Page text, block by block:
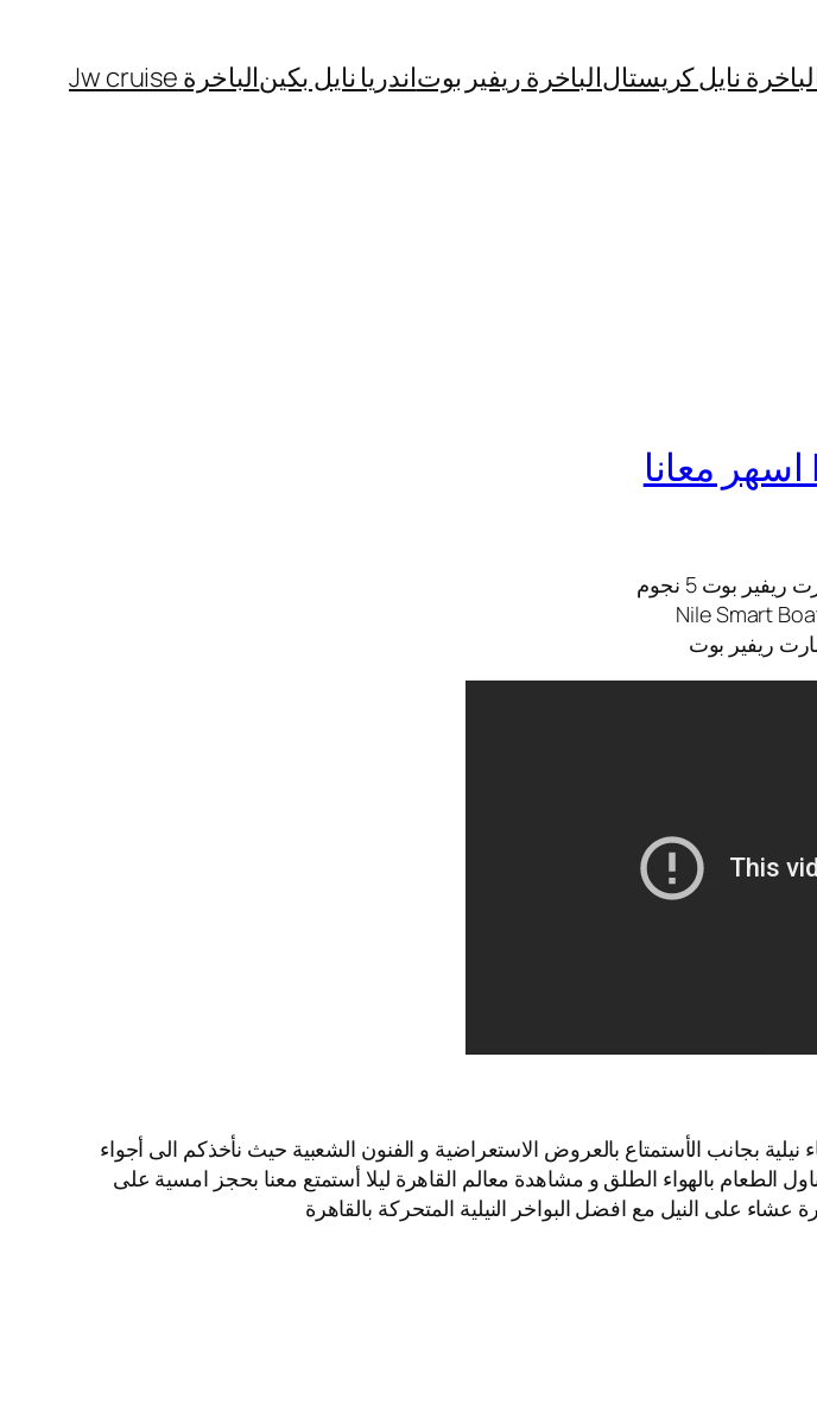
نايل كريستالالباخرة ريفير بوتاندريا نايل بكينالباخرة Jw cruise
بوت 5 نجوم
Nile Smart
ريفير بوت
بجانب الأستمتاع بالعروض الاستعراضية و الفنون الشعبية حيث نأخذكم الى أجواء
الطعام بالهواء الطلق و مشاهدة معالم القاهرة ليلا أستمتع معنا بحجز امسية على
على النيل مع افضل البواخر النيلية المتحركة بالقاهرة